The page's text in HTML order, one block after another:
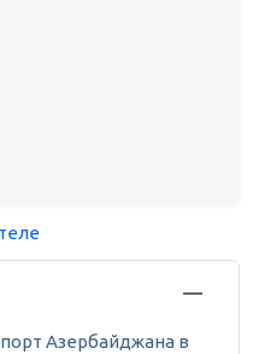
Азербайджана в